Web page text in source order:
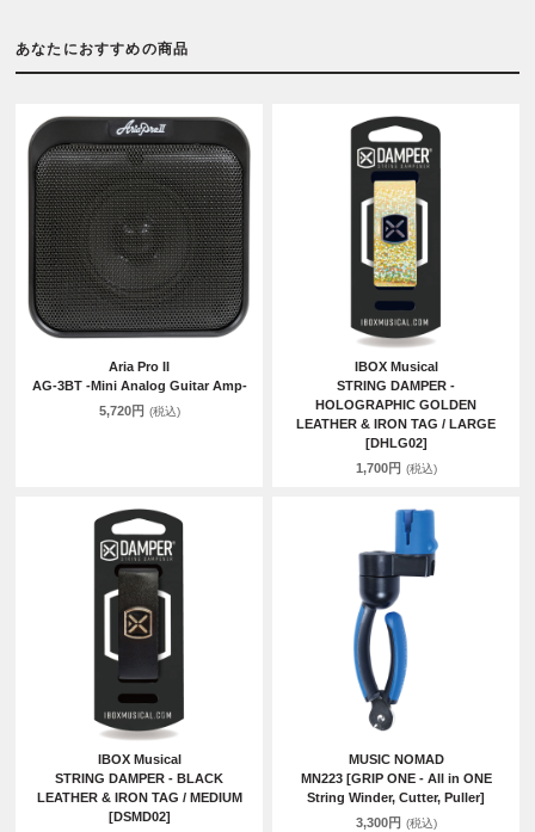
あなたにおすすめの商品
Aria Pro II
AG-3BT -Mini Analog Guitar Amp-
5,720円 (税込)
IBOX Musical
STRING DAMPER -
HOLOGRAPHIC GOLDEN
LEATHER & IRON TAG / LARGE
[DHLG02]
1,700円 (税込)
IBOX Musical
STRING DAMPER - BLACK
LEATHER & IRON TAG / MEDIUM
[DSMD02]
MUSIC NOMAD
MN223 [GRIP ONE - All in ONE
String Winder, Cutter, Puller]
3,300円 (税込)